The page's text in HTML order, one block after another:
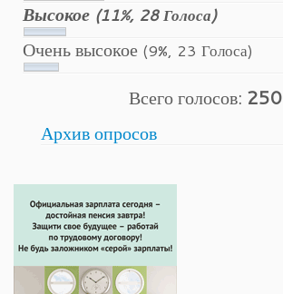
Высокое (11%, 28 Голоса)
Очень высокое (9%, 23 Голоса)
Всего голосов: 250
Архив опросов